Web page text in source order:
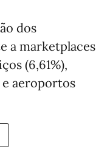
dos
a marketplaces
(6,61%),
e aeroportos